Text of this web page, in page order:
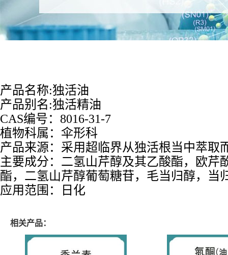
产品名称:独活油
产品别名:独活精油
CAS编号： 8016-31-7
植物科属：伞形科
产品来源：采用超临界从独活根当中萃取
主要成分： 二氢山芹醇及其乙酸酯，欧芹
酯，二氢山芹醇葡萄糖苷，毛当归醇，当
应用范围：日化
相关产品：